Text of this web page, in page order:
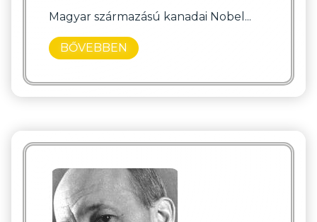
Magyar származású kanadai Nobel...
BŐVEBBEN